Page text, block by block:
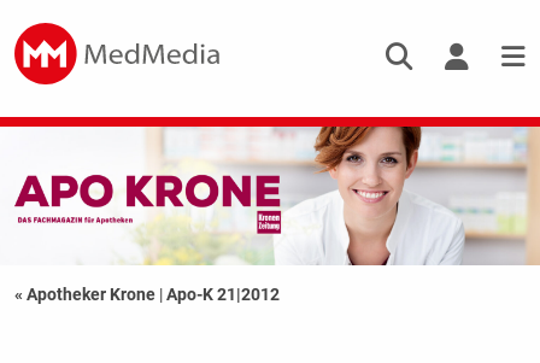
« Apotheker Krone |Apo-K 21|2012